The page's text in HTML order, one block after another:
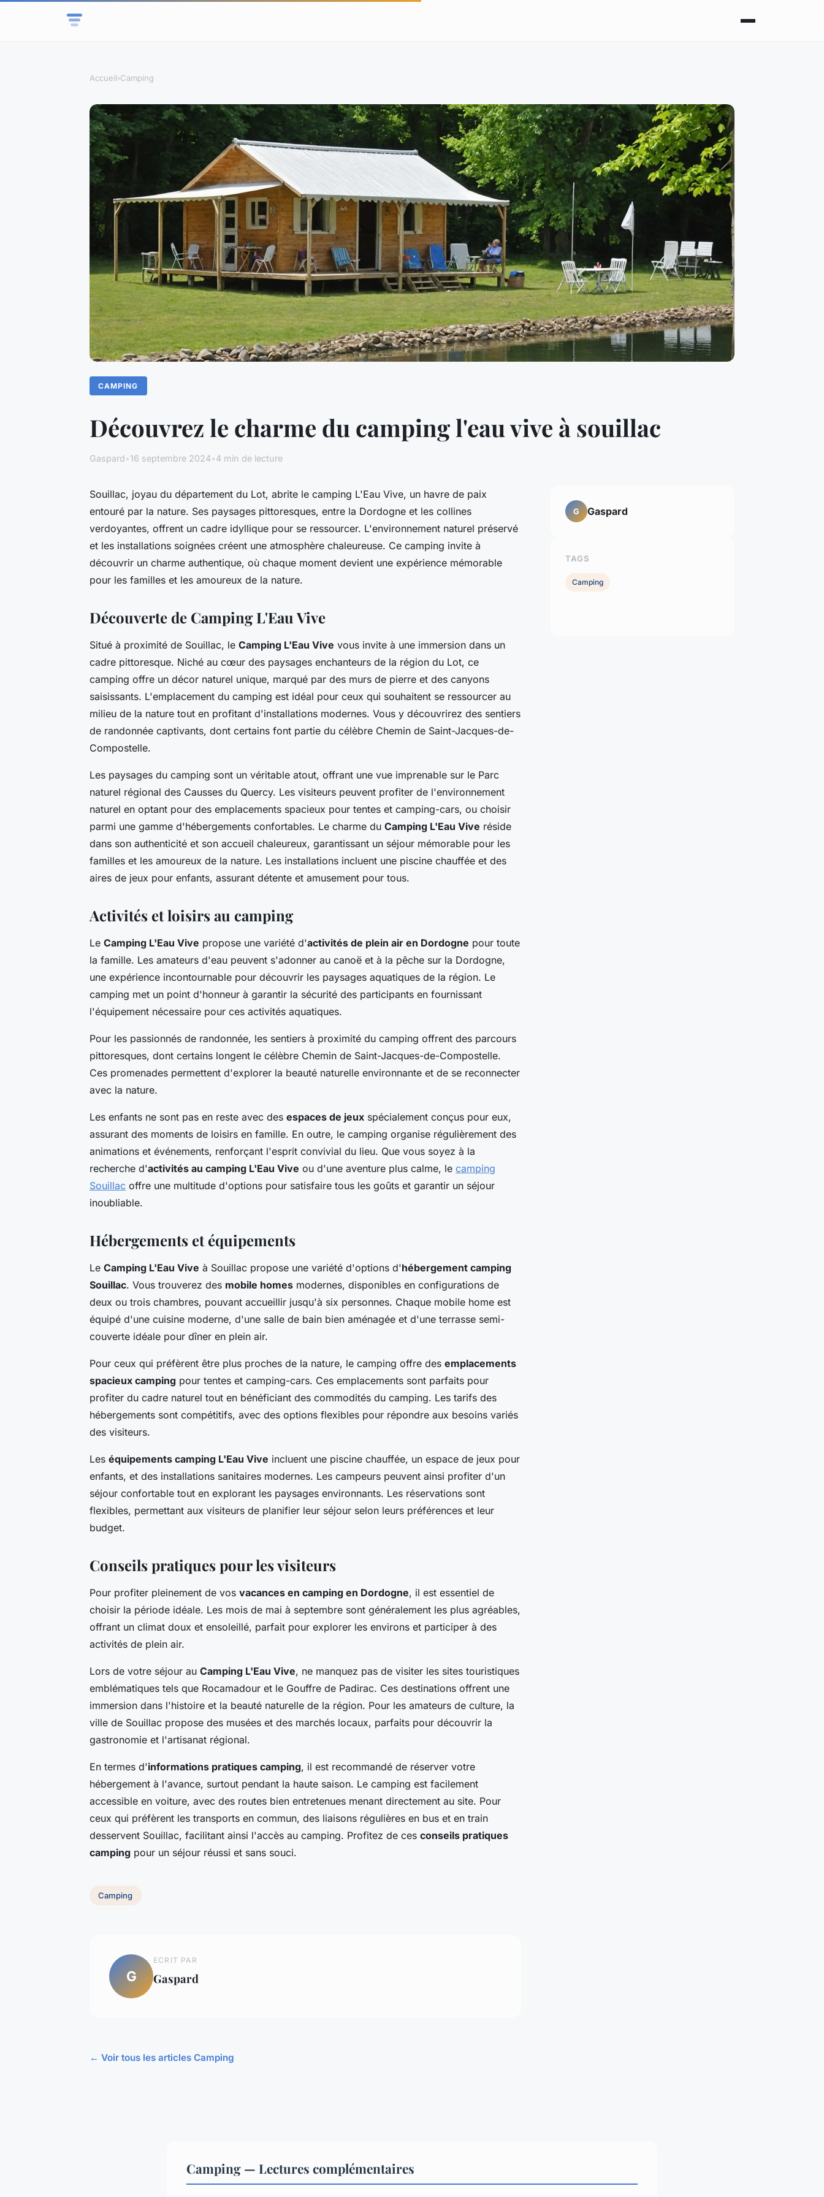
Accueil›Camping
CAMPING
Découvrez le charme du camping l'eau vive à souillac
Gaspard•16 septembre 2024•4 min de lecture
Souillac, joyau du département du Lot, abrite le camping L'Eau Vive, un havre de paix
entouré par la nature. Ses paysages pittoresques, entre la Dordogne et les collines
verdoyantes, offrent un cadre idyllique pour se ressourcer. L'environnement naturel préservé
et les installations soignées créent une atmosphère chaleureuse. Ce camping invite à
découvrir un charme authentique, où chaque moment devient une expérience mémorable
pour les familles et les amoureux de la nature.
Découverte de Camping L'Eau Vive
Situé à proximité de Souillac, le Camping L'Eau Vive vous invite à une immersion dans un
cadre pittoresque. Niché au cœur des paysages enchanteurs de la région du Lot, ce
camping offre un décor naturel unique, marqué par des murs de pierre et des canyons
saisissants. L'emplacement du camping est idéal pour ceux qui souhaitent se ressourcer au
milieu de la nature tout en profitant d'installations modernes. Vous y découvrirez des sentiers
de randonnée captivants, dont certains font partie du célèbre Chemin de Saint-Jacques-de-
Compostelle.
Les paysages du camping sont un véritable atout, offrant une vue imprenable sur le Parc
naturel régional des Causses du Quercy. Les visiteurs peuvent profiter de l'environnement
naturel en optant pour des emplacements spacieux pour tentes et camping-cars, ou choisir
parmi une gamme d'hébergements confortables. Le charme du Camping L'Eau Vive réside
dans son authenticité et son accueil chaleureux, garantissant un séjour mémorable pour les
familles et les amoureux de la nature. Les installations incluent une piscine chauffée et des
aires de jeux pour enfants, assurant détente et amusement pour tous.
Activités et loisirs au camping
Le Camping L'Eau Vive propose une variété d'activités de plein air en Dordogne pour toute
la famille. Les amateurs d'eau peuvent s'adonner au canoë et à la pêche sur la Dordogne,
une expérience incontournable pour découvrir les paysages aquatiques de la région. Le
camping met un point d'honneur à garantir la sécurité des participants en fournissant
l'équipement nécessaire pour ces activités aquatiques.
Pour les passionnés de randonnée, les sentiers à proximité du camping offrent des parcours
pittoresques, dont certains longent le célèbre Chemin de Saint-Jacques-de-Compostelle.
Ces promenades permettent d'explorer la beauté naturelle environnante et de se reconnecter
avec la nature.
Les enfants ne sont pas en reste avec des espaces de jeux spécialement conçus pour eux,
assurant des moments de loisirs en famille. En outre, le camping organise régulièrement des
animations et événements, renforçant l'esprit convivial du lieu. Que vous soyez à la
recherche d'activités au camping L'Eau Vive ou d'une aventure plus calme, le camping
Souillac offre une multitude d'options pour satisfaire tous les goûts et garantir un séjour
inoubliable.
Hébergements et équipements
Le Camping L'Eau Vive à Souillac propose une variété d'options d'hébergement camping
Souillac. Vous trouverez des mobile homes modernes, disponibles en configurations de
deux ou trois chambres, pouvant accueillir jusqu'à six personnes. Chaque mobile home est
équipé d'une cuisine moderne, d'une salle de bain bien aménagée et d'une terrasse semi-
couverte idéale pour dîner en plein air.
Pour ceux qui préfèrent être plus proches de la nature, le camping offre des emplacements
spacieux camping pour tentes et camping-cars. Ces emplacements sont parfaits pour
profiter du cadre naturel tout en bénéficiant des commodités du camping. Les tarifs des
hébergements sont compétitifs, avec des options flexibles pour répondre aux besoins variés
des visiteurs.
Les équipements camping L'Eau Vive incluent une piscine chauffée, un espace de jeux pour
enfants, et des installations sanitaires modernes. Les campeurs peuvent ainsi profiter d'un
séjour confortable tout en explorant les paysages environnants. Les réservations sont
flexibles, permettant aux visiteurs de planifier leur séjour selon leurs préférences et leur
budget.
Conseils pratiques pour les visiteurs
Pour profiter pleinement de vos vacances en camping en Dordogne, il est essentiel de
choisir la période idéale. Les mois de mai à septembre sont généralement les plus agréables,
offrant un climat doux et ensoleillé, parfait pour explorer les environs et participer à des
activités de plein air.
Lors de votre séjour au Camping L'Eau Vive, ne manquez pas de visiter les sites touristiques
emblématiques tels que Rocamadour et le Gouffre de Padirac. Ces destinations offrent une
immersion dans l'histoire et la beauté naturelle de la région. Pour les amateurs de culture, la
ville de Souillac propose des musées et des marchés locaux, parfaits pour découvrir la
gastronomie et l'artisanat régional.
En termes d'informations pratiques camping, il est recommandé de réserver votre
hébergement à l'avance, surtout pendant la haute saison. Le camping est facilement
accessible en voiture, avec des routes bien entretenues menant directement au site. Pour
ceux qui préfèrent les transports en commun, des liaisons régulières en bus et en train
desservent Souillac, facilitant ainsi l'accès au camping. Profitez de ces conseils pratiques
camping pour un séjour réussi et sans souci.
Camping
G
ECRIT PAR
Gaspard
← Voir tous les articles Camping
G Gaspard
TAGS
Camping
Camping — Lectures complémentaires